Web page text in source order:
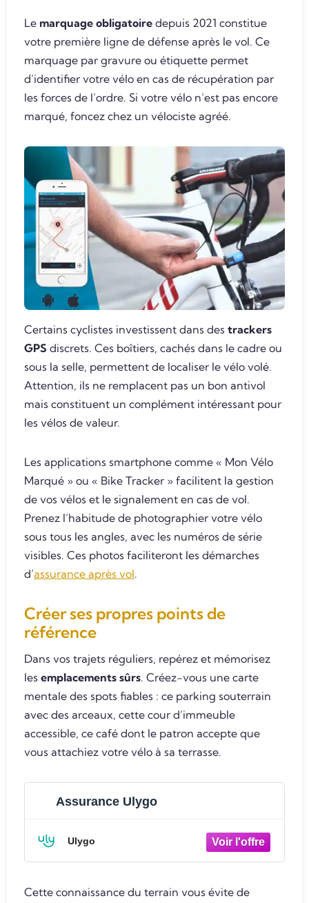
Le marquage obligatoire depuis 2021 constitue
votre première ligne de défense après le vol. Ce
marquage par gravure ou étiquette permet
d’identifier votre vélo en cas de récupération par
les forces de l’ordre. Si votre vélo n’est pas encore
marqué, foncez chez un vélociste agréé.
Certains cyclistes investissent dans des trackers
GPS discrets. Ces boîtiers, cachés dans le cadre ou
sous la selle, permettent de localiser le vélo volé.
Attention, ils ne remplacent pas un bon antivol
mais constituent un complément intéressant pour
les vélos de valeur.
Les applications smartphone comme « Mon Vélo
Marqué » ou « Bike Tracker » facilitent la gestion
de vos vélos et le signalement en cas de vol.
Prenez l’habitude de photographier votre vélo
sous tous les angles, avec les numéros de série
visibles. Ces photos faciliteront les démarches
d’assurance après vol.
Créer ses propres points de
référence
Dans vos trajets réguliers, repérez et mémorisez
les emplacements sûrs. Créez-vous une carte
mentale des spots fiables : ce parking souterrain
avec des arceaux, cette cour d’immeuble
accessible, ce café dont le patron accepte que
vous attachiez votre vélo à sa terrasse.
Assurance Ulygo
Ulygo
Cette connaissance du terrain vous évite de